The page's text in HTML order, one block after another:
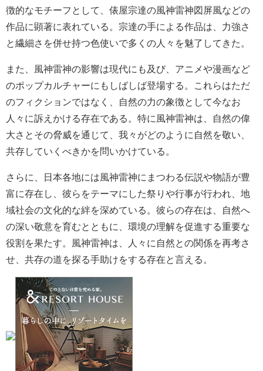
徴的なモチーフとして、俵屋宗達の風神雷神図屏風などの
作品に顕著に表れている。宗達の手による作品は、力強さ
と繊細さを併せ持つ色使いで多くの人々を魅了してきた。
また、風神雷神の影響は現代にも及び、アニメや漫画など
のポップカルチャーにもしばしば登場する。これらはただ
のフィクションではなく、自然の力の象徴として今なお
人々に訴えかける存在である。特に風神雷神は、自然の偉
大さとその脅威を通じて、我々がどのように自然を敬い、
共存していくべきかを問いかけている。
さらに、日本各地には風神雷神にまつわる伝説や物語が豊
富に存在し、彼らをテーマにした祭りや行事が行われ、地
域社会の文化的な絆を深めている。彼らの存在は、自然へ
の深い敬意を育むとともに、環境の理解を促進する重要な
役割を果たす。風神雷神は、人々に自然との関係を再考さ
せ、共存の道を探る手助けをする存在と言える。